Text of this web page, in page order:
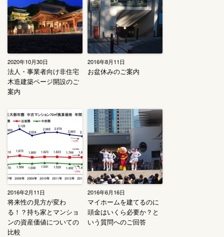
2020年10月30日
法人・事業者向け非住宅
木造建築ページ開設のご
案内
2016年8月11日
お盆休みのご案内
2016年2月11日
将来性の見方が変わ
る！？持ち家とマンショ
ンの資産価値についての
比較
2016年6月16日
マイホームを建てるのに
頭金はいくら必要か？と
いう質問へのご回答